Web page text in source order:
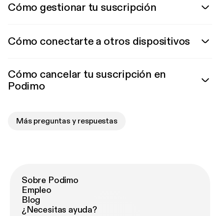
Cómo gestionar tu suscripción
Cómo conectarte a otros dispositivos
Cómo cancelar tu suscripción en
Podimo
Más preguntas y respuestas
Sobre Podimo
Empleo
Blog
¿Necesitas ayuda?